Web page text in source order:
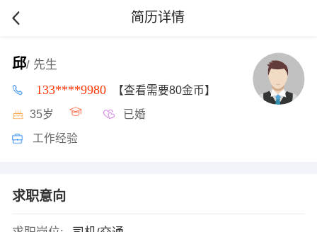
简历详情
邱/ 先生
133****9980 【查看需要80金币】
35岁 已婚
工作经验
求职意向